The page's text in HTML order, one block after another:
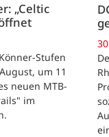
„Celtic
Stufen
um 11
neuen MTB-
im